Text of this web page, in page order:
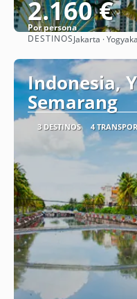
2.160 €
Por persona
DESTINOSJakarta ·
Indonesia,
Semarang
3 DESTINOS 4